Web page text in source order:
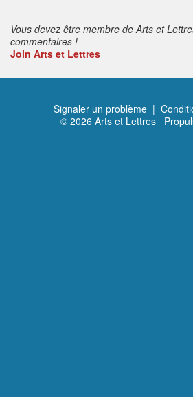
Vous devez être membre de Arts et
commentaires !
Join Arts et Lettres
Signaler un problème |
© 2026 Arts et Lettres